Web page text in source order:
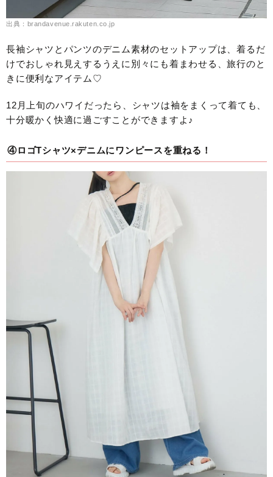
出典：brandavenue.rakuten.co.jp
長袖シャツとパンツのデニム素材のセットアップは、着るだ
けでおしゃれ見えするうえに別々にも着まわせる、旅行のと
きに便利なアイテム♡
12月上旬のハワイだったら、シャツは袖をまくって着ても、
十分暖かく快適に過ごすことができますよ♪
④ロゴTシャツ×デニムにワンピースを重ねる！